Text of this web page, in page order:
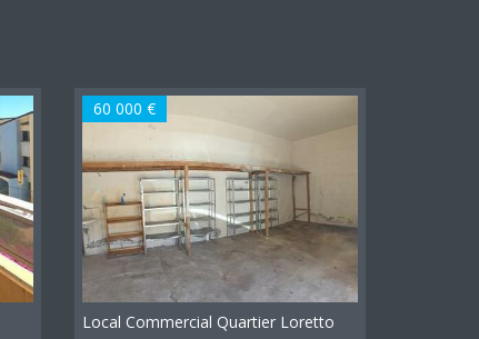
60 000 €
Local Commercial Quartier Loretto